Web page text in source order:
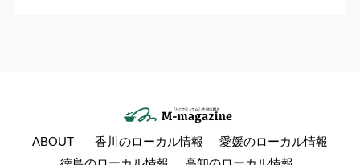
ABOUT 香川のローカル情報
愛媛のローカル情報